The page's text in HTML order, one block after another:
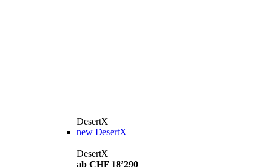
DesertX
new DesertX
DesertX
ab CHF 18’290